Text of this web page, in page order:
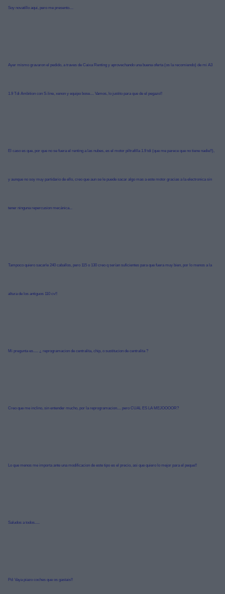
Soy novatillo aqui, pero me presento....
Ayer mismo gravaron el pedido, a traves de Caixa Renting y aprovechando una buena oferta (os la recomiendo) de mi A3
1.9 Tdi Ambition con S-line, xenon y equipo bose.... Vamos, lo justito para que de el pegazo!!
El caso es que, por que no se fuera el renting a las nubes, es el motor piltrafilla 1.9 tdi (que me parece que no tiene nadie!!),
y aunque no soy muy partidario de ello, creo que aun se le puede sacar algo mas a este motor gracias a la electronica sin
tener ninguna repercusion mecánica...
Tampoco quiero sacarle 240 caballos, pero 115 o 130 creo q serían suficientes para que fuera muy bien, por lo menos a la
altura de los antiguos 110 cv!!
Mi pregunta es..... ¿ reprogramacion de centralita, chip, o sustitucion de centralita ?
Creo que me inclino, sin entender mucho, por la reprogramacion.... pero CUAL ES LA MEJOOOOR?
Lo que menos me importa ante una modificacion de este tipo es el precio, asi que quiero lo mejor para el peque!!
Saludos a todos.....
Pd: Vaya piazo coches que os gastais!!